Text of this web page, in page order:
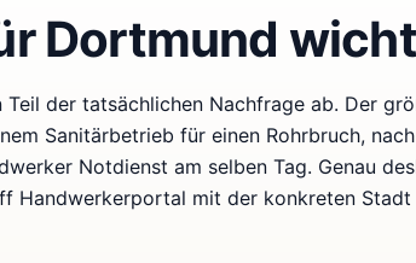
Dortmund
der tatsächlichen Nachfrage ab. Der
Sanitärbetrieb für einen Rohrbruch,
Notdienst am selben Tag. Genau
Handwerkerportal mit der konkreten